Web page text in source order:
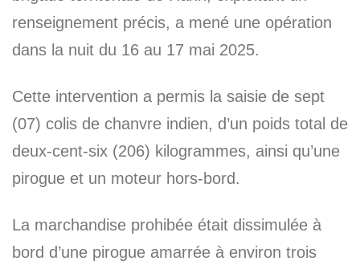
renseignement précis, a mené une opération
dans la nuit du 16 au 17 mai 2025.
Cette intervention a permis la saisie de sept
(07) colis de chanvre indien, d’un poids total de
deux-cent-six (206) kilogrammes, ainsi qu’une
pirogue et un moteur hors-bord.
La marchandise prohibée était dissimulée à
bord d’une pirogue amarrée à environ trois